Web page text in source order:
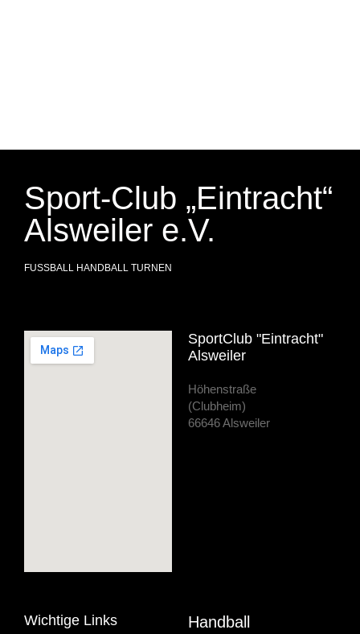
Sport-Club „Eintracht“
Alsweiler e.V.
FUSSBALL HANDBALL TURNEN
SportClub "Eintracht"
Alsweiler
Höhenstraße
(Clubheim)
66646 Alsweiler
Wichtige Links Handball